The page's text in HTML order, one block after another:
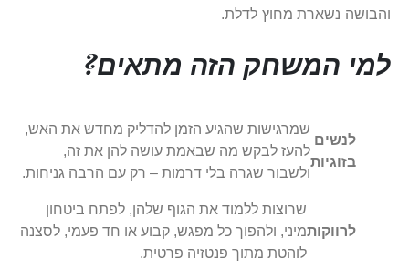
והבושה נשארת מחוץ לדלת.
למי המשחק הזה מתאים?
לנשים
בזוגיות
שמרגישות שהגיע הזמן להדליק מחדש את האש,
להעז לבקש מה שבאמת עושה להן את זה,
ולשבור שגרה בלי דרמות – רק עם הרבה גניחות.
לרווקות
שרוצות ללמוד את הגוף שלהן, לפתח ביטחון
מיני, ולהפוך כל מפגש, קבוע או חד פעמי, לסצנה
לוהטת מתוך פנטזיה פרטית.